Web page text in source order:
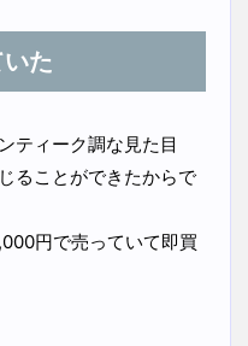
た
ティーク調な見た目
ることができたからで
円で売っていて即買